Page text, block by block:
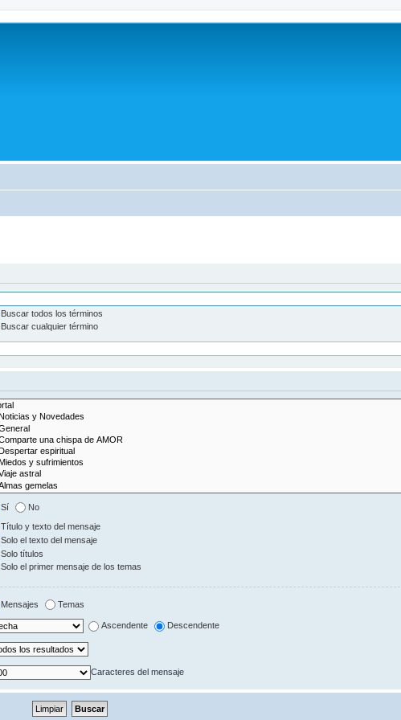
Buscar todos los términos
Buscar cualquier término
Sí No
Título y texto del mensaje
Solo el texto del mensaje
Solo títulos
Solo el primer mensaje de los temas
Mensajes Temas
Ascendente Descendente
Caracteres del mensaje